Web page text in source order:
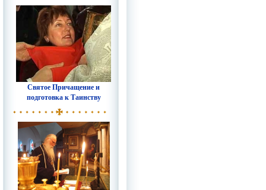
Святое Причащение и
подготовка к Таинству